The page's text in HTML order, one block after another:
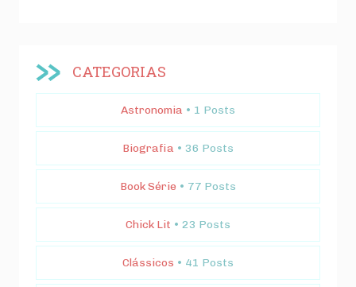
CATEGORIAS
Astronomia • 1 Posts
Biografia • 36 Posts
Book Série • 77 Posts
Chick Lit • 23 Posts
Clássicos • 41 Posts